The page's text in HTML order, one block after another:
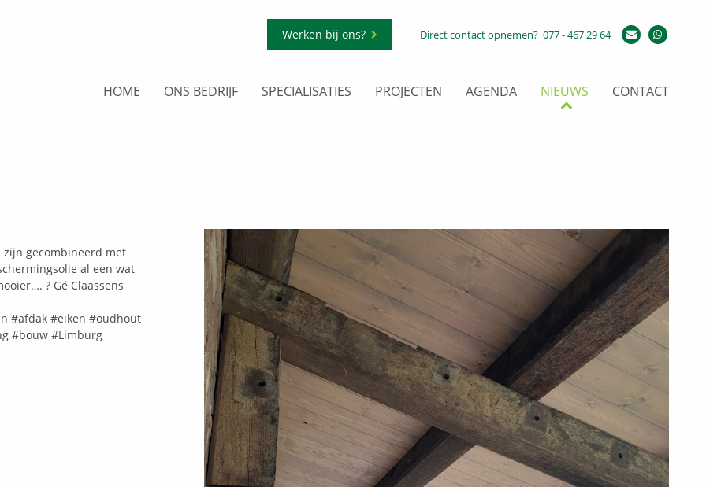
Werken bij ons? Direct contact opnemen? 077 - 467 29 64
HOME ONS BEDRIJF SPECIALISATIES PROJECTEN AGENDA NIEUWS CONTACT
zijn gecombineerd met
al een wat
? Gé Claassens
#afdak #eiken #oudhout
#bouw #Limburg